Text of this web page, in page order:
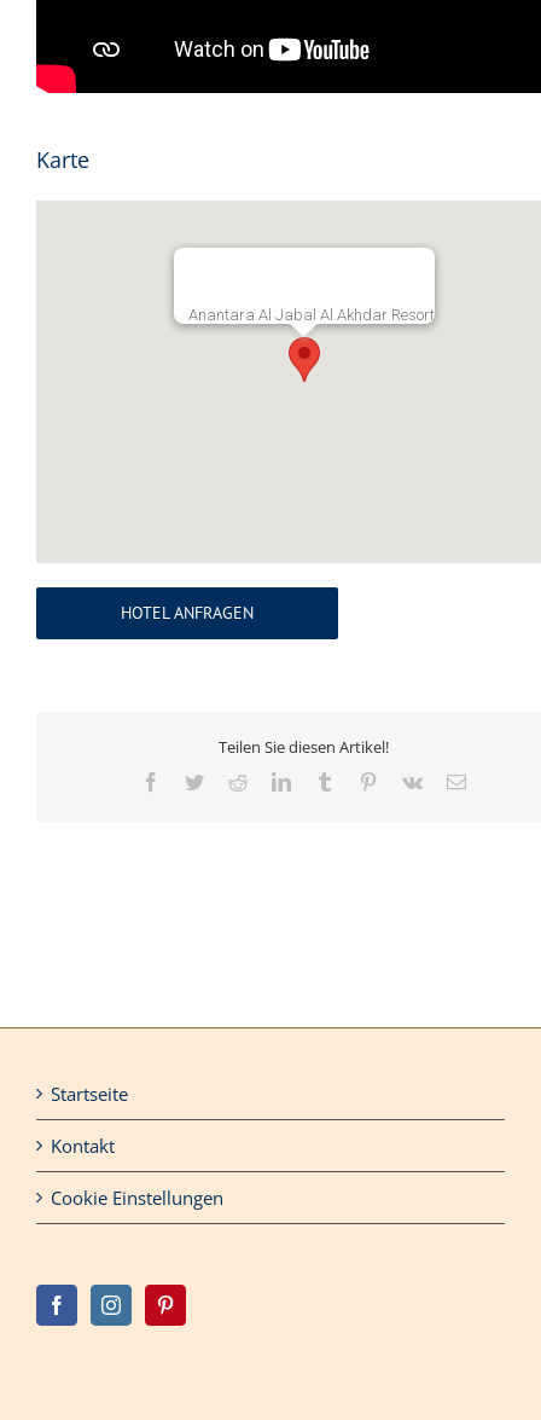
Karte
Anantara Al Jabal Al Akhdar Resort
HOTEL ANFRAGEN
Teilen Sie diesen Artikel!
Facebook
TwitterRedditLinkedInTumblr Pinterest
Vk
E-
Startseite
Kontakt
Cookie Einstellungen